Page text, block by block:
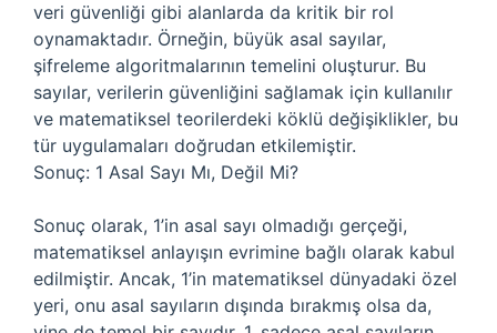
veri güvenliği gibi alanlarda da kritik bir rol
oynamaktadır. Örneğin, büyük asal sayılar,
şifreleme algoritmalarının temelini oluşturur. Bu
sayılar, verilerin güvenliğini sağlamak için kullanılır
ve matematiksel teorilerdeki köklü değişiklikler, bu
tür uygulamaları doğrudan etkilemiştir.
Sonuç: 1 Asal Sayı Mı, Değil Mi?
Sonuç olarak, 1’in asal sayı olmadığı gerçeği,
matematiksel anlayışın evrimine bağlı olarak kabul
edilmiştir. Ancak, 1’in matematiksel dünyadaki özel
yeri, onu asal sayıların dışında bırakmış olsa da,